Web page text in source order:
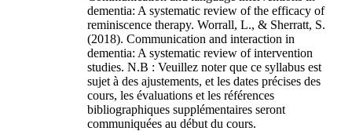
dementia: A systematic review of the efficacy of
reminiscence therapy. Worrall, L., & Sherratt, S.
(2018). Communication and interaction in
dementia: A systematic review of intervention
studies. N.B : Veuillez noter que ce syllabus est
sujet à des ajustements, et les dates précises des
cours, les évaluations et les références
bibliographiques supplémentaires seront
communiquées au début du cours.